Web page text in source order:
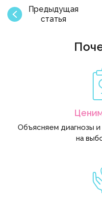
Предыдущая
статья
Объясняем диагнозы
на